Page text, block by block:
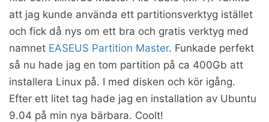
att jag kunde använda ett partitionsverktyg istället
och fick då nys om ett bra och gratis verktyg med
namnet EASEUS Partition Master. Funkade perfekt
så nu hade jag en tom partition på ca 400Gb att
installera Linux på. I med disken och kör igång.
Efter ett litet tag hade jag en installation av Ubuntu
9.04 på min nya bärbara. Coolt!